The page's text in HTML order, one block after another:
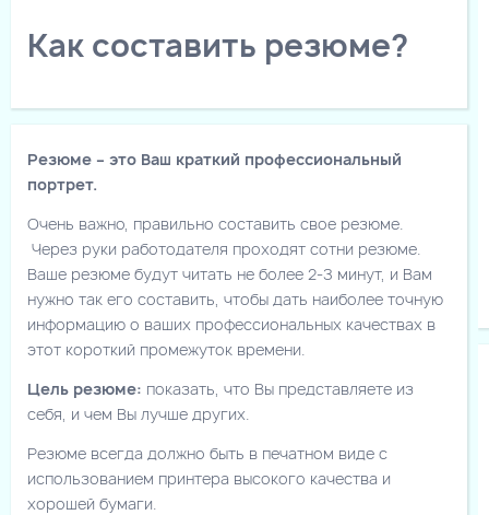
Как составить резюме?
Резюме – это Ваш краткий профессиональный
портрет.
Очень важно, правильно составить свое резюме.
Через руки работодателя проходят сотни резюме.
Ваше резюме будут читать не более 2-З минут, и Вам
нужно так его составить, чтобы дать наиболее точную
информацию о ваших профессиональных качествах в
этот короткий промежуток времени.
Цель резюме: показать, что Вы представляете из
себя, и чем Вы лучше других.
Резюме всегда должно быть в печатном виде с
использованием принтера высокого качества и
хорошей бумаги.